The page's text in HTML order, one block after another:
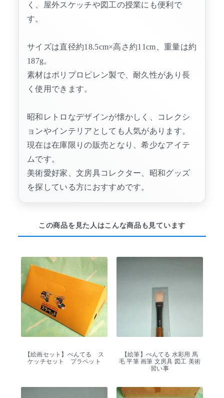
く、屋外スケッチや図工の授業にも便利で
す。
サイズは直径約18.5cm×高さ約11cm、重量は約
187g。
素材はポリプロピレン製で、耐久性があり長
く使用できます。
昭和レトロなデザインが懐かしく、コレクシ
ョンやインテリアとしても人気があります。
現在は在庫限りの販売となり、希少なアイテ
ムです。
美術愛好家、文房具コレクター、昭和グッズ
を探している方におすすめです。
この商品を見た人はこんな商品も見ています
【絵画セット】ぺんてる ス
ケッチセット プラペット
【絵筆】ぺんてる 水彩用 馬
毛 平筆 画筆 文房具 図工 美術
習い事